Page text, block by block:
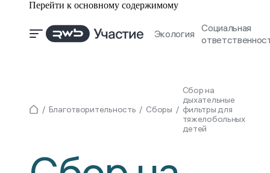
Перейти к основному содержимому
Экология
Социальная
Благотворительность Сборы
Сбор на
дыхательные
фильтры для
тяжелобольных
детей